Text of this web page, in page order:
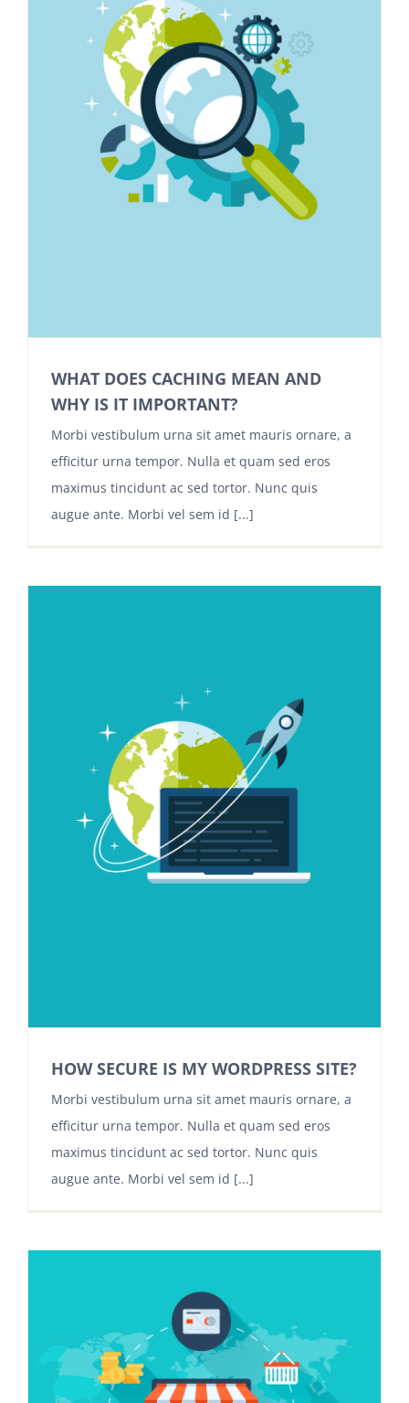
WHAT DOES CACHING MEAN AND
WHY IS IT IMPORTANT?
Morbi vestibulum urna sit amet mauris ornare, a
efficitur urna tempor. Nulla et quam sed eros
maximus tincidunt ac sed tortor. Nunc quis
augue ante. Morbi vel sem id [...]
HOW SECURE IS MY WORDPRESS SITE?
Morbi vestibulum urna sit amet mauris ornare, a
efficitur urna tempor. Nulla et quam sed eros
maximus tincidunt ac sed tortor. Nunc quis
augue ante. Morbi vel sem id [...]